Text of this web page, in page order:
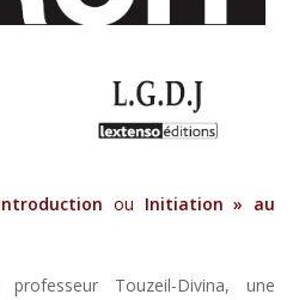
ou Initiation » au
Touzeil-Divina, une